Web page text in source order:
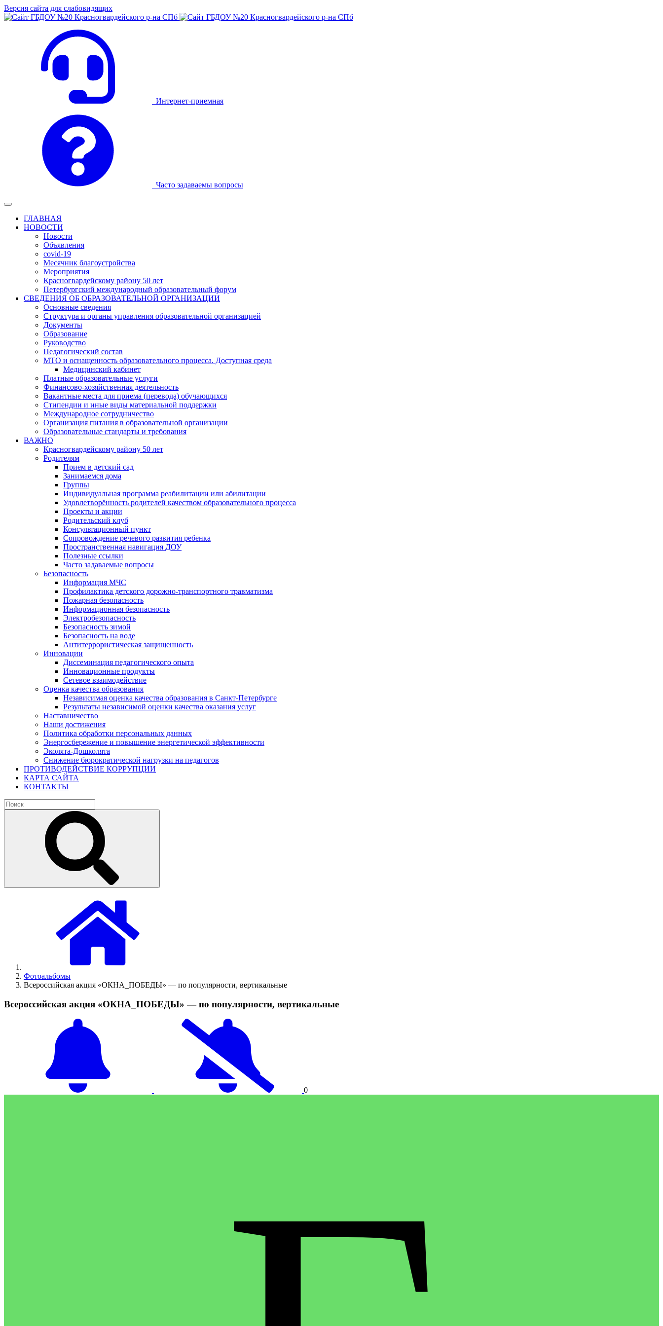
Версия сайта для слабовидящих
Интернет-приемная
Часто задаваемы вопросы
ГЛАВНАЯ
НОВОСТИ
Новости
Объявления
covid-19
Месячник благоустройства
Мероприятия
Красногвардейскому району 50 лет
Петербургский международный образовательный форум
СВЕДЕНИЯ ОБ ОБРАЗОВАТЕЛЬНОЙ ОРГАНИЗАЦИИ
Основные сведения
Структура и органы управления образовательной организацией
Документы
Образование
Руководство
Педагогический состав
МТО и оснащенность образовательного процесса. Доступная среда
Медицинский кабинет
Платные образовательные услуги
Финансово-хозяйственная деятельность
Вакантные места для приема (перевода) обучающихся
Стипендии и иные виды материальной поддержки
Международное сотрудничество
Организация питания в образовательной организации
Образовательные стандарты и требования
ВАЖНО
Красногвардейскому району 50 лет
Родителям
Прием в детский сад
Занимаемся дома
Группы
Индивидуальная программа реабилитации или абилитации
Удовлетворённость родителей качеством образовательного процесса
Проекты и акции
Родительский клуб
Консультационный пункт
Сопровождение речевого развития ребенка
Пространственная навигация ДОУ
Полезные ссылки
Часто задаваемые вопросы
Безопасность
Информация МЧС
Профилактика детского дорожно-транспортного травматизма
Пожарная безопасность
Информационная безопасность
Электробезопасность
Безопасность зимой
Безопасность на воде
Антитеррористическая защищенность
Инновации
Диссеминация педагогического опыта
Инновационные продукты
Сетевое взаимодействие
Оценка качества образования
Независимая оценка качества образования в Санкт-Петербурге
Результаты независимой оценки качества оказания услуг
Наставничество
Наши достижения
Политика обработки персональных данных
Энергосбережение и повышение энергетической эффективности
Эколята-Дошколята
Снижение бюрократической нагрузки на педагогов
ПРОТИВОДЕЙСТВИЕ КОРРУПЦИИ
КАРТА САЙТА
КОНТАКТЫ
Фотоальбомы
Всероссийская акция «ОКНА_ПОБЕДЫ» — по популярности, вертикальные
Всероссийская акция «ОКНА_ПОБЕДЫ» — по популярности, вертикальные
0